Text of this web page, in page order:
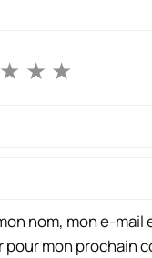
★
★
★
nom, mon e-mail
pour mon prochain